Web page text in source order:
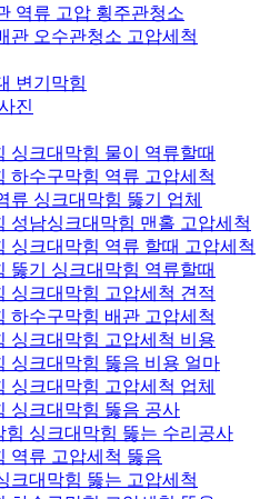
역류 고압 횡주관청소
관 오수관청소 고압세척
변기막힘
진
싱크대막힘 물이 역류할때
하수구막힘 역류 고압세척
류 싱크대막힘 뚫기 업체
성남싱크대막힘 맨홀 고압세척
싱크대막힘 역류 할때 고압세척
뚫기 싱크대막힘 역류할때
싱크대막힘 고압세척 견적
하수구막힘 배관 고압세척
싱크대막힘 고압세척 비용
싱크대막힘 뚫음 비용 얼마
싱크대막힘 고압세척 업체
싱크대막힘 뚫음 공사
싱크대막힘 뚫는 수리공사
역류 고압세척 뚫음
크대막힘 뚫는 고압세척